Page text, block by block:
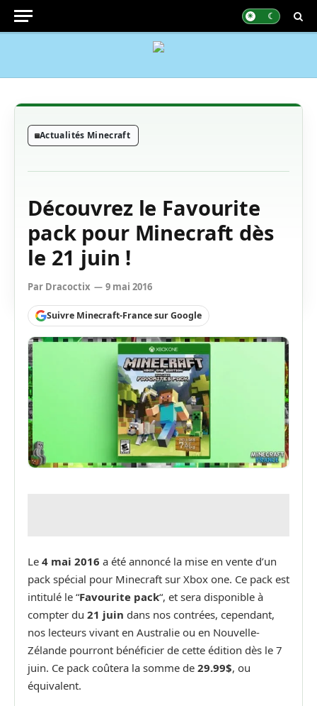
Actualités Minecraft
Découvrez le Favourite
pack pour Minecraft dès
le 21 juin !
Par Dracoctix 9 mai 2016
Suivre Minecraft-France sur Google
Le 4 mai 2016 a été annoncé la mise en vente d’un
pack spécial pour Minecraft sur Xbox one. Ce pack est
intitulé le “Favourite pack“, et sera disponible à
compter du 21 juin dans nos contrées, cependant,
nos lecteurs vivant en Australie ou en Nouvelle-
Zélande pourront bénéficier de cette édition dès le 7
juin. Ce pack coûtera la somme de 29.99$, ou
équivalent.